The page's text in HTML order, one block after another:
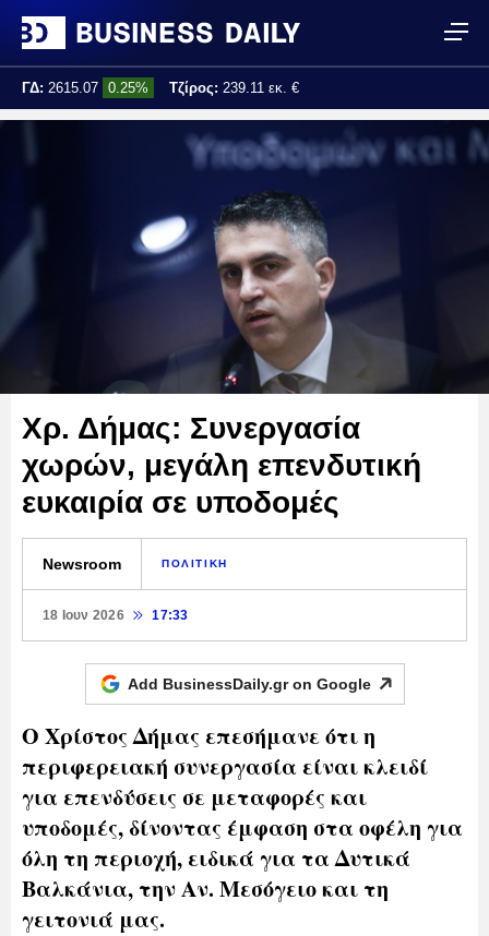
ΓΔ: 2615.07 0.25% Τζίρος: 239.11 εκ. €
Χρ. Δήμας: Συνεργασία
χωρών, μεγάλη επενδυτική
ευκαιρία σε υποδομές
Newsroom ΠΟΛΙΤΙΚΗ
18 Ιουν 2026 17:33
Add BusinessDaily.gr on Google
Ο Χρίστος Δήμας επεσήμανε ότι η
περιφερειακή συνεργασία είναι κλειδί
για επενδύσεις σε μεταφορές και
υποδομές, δίνοντας έμφαση στα οφέλη για
όλη τη περιοχή, ειδικά για τα Δυτικά
Βαλκάνια, την Αν. Μεσόγειο και τη
γειτονιά μας.